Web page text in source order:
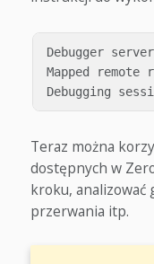
Debugger
Mapped
Teraz można
dostępnych w
kroku, analizować
przerwania itp.